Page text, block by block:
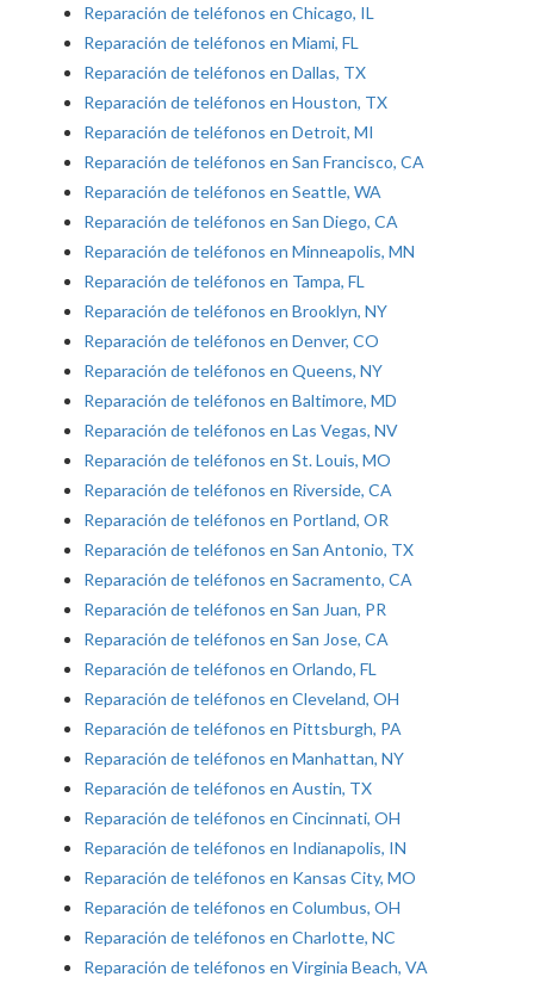
Reparación de teléfonos en Chicago, IL
Reparación de teléfonos en Miami, FL
Reparación de teléfonos en Dallas, TX
Reparación de teléfonos en Houston, TX
Reparación de teléfonos en Detroit, MI
Reparación de teléfonos en San Francisco, CA
Reparación de teléfonos en Seattle, WA
Reparación de teléfonos en San Diego, CA
Reparación de teléfonos en Minneapolis, MN
Reparación de teléfonos en Tampa, FL
Reparación de teléfonos en Brooklyn, NY
Reparación de teléfonos en Denver, CO
Reparación de teléfonos en Queens, NY
Reparación de teléfonos en Baltimore, MD
Reparación de teléfonos en Las Vegas, NV
Reparación de teléfonos en St. Louis, MO
Reparación de teléfonos en Riverside, CA
Reparación de teléfonos en Portland, OR
Reparación de teléfonos en San Antonio, TX
Reparación de teléfonos en Sacramento, CA
Reparación de teléfonos en San Juan, PR
Reparación de teléfonos en San Jose, CA
Reparación de teléfonos en Orlando, FL
Reparación de teléfonos en Cleveland, OH
Reparación de teléfonos en Pittsburgh, PA
Reparación de teléfonos en Manhattan, NY
Reparación de teléfonos en Austin, TX
Reparación de teléfonos en Cincinnati, OH
Reparación de teléfonos en Indianapolis, IN
Reparación de teléfonos en Kansas City, MO
Reparación de teléfonos en Columbus, OH
Reparación de teléfonos en Charlotte, NC
Reparación de teléfonos en Virginia Beach, VA